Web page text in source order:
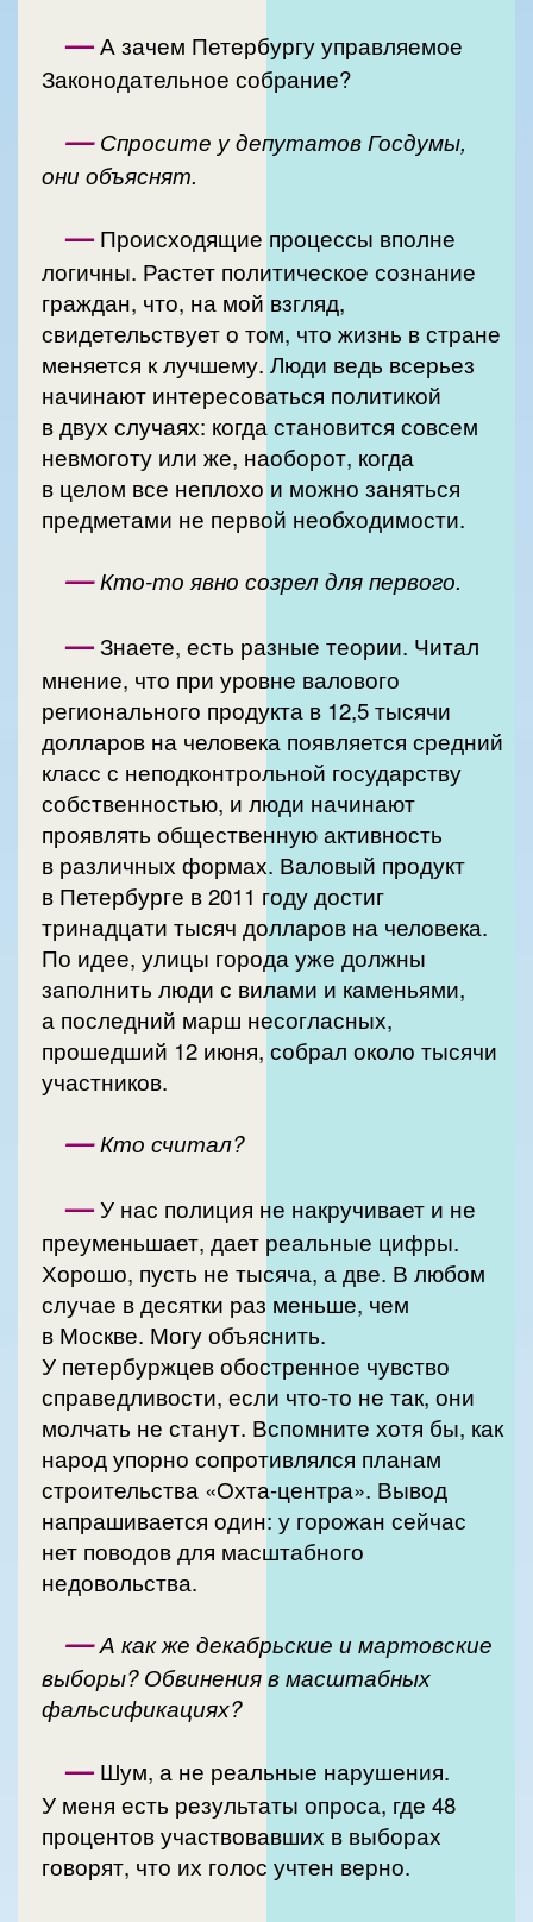
—А зачем Петербургу управляемое
Законодательное собрание?
—Спросите у депутатов Госдумы,
они объяснят.
— Происходящие процессы вполне
логичны. Растет политическое сознание
граждан, что, на мой взгляд,
свидетельствует о том, что жизнь в стране
меняется к лучшему. Люди ведь всерьез
начинают интересоваться политикой
в двух случаях: когда становится совсем
невмоготу или же, наоборот, когда
в целом все неплохо и можно заняться
предметами не первой необходимости.
—Кто-то явно созрел для первого.
—Знаете, есть разные теории. Читал
мнение, что при уровне валового
регионального продукта в 12,5 тысячи
долларов на человека появляется средний
класс с неподконтрольной государству
собственностью, и люди начинают
проявлять общественную активность
в различных формах. Валовый продукт
в Петербурге в 2011 году достиг
тринадцати тысяч долларов на человека.
По идее, улицы города уже должны
заполнить люди с вилами и каменьями,
а последний марш несогласных,
прошедший 12 июня, собрал около тысячи
участников.
—Кто считал?
—У нас полиция не накручивает и не
преуменьшает, дает реальные цифры.
Хорошо, пусть не тысяча, а две. В любом
случае в десятки раз меньше, чем
в Москве. Могу объяснить.
У петербуржцев обостренное чувство
справедливости, если что-то не так, они
молчать не станут. Вспомните хотя бы, как
народ упорно сопротивлялся планам
строительства «Охта-центра». Вывод
напрашивается один: у горожан сейчас
нет поводов для масштабного
недовольства.
—А как же декабрьские и мартовские
выборы? Обвинения в масштабных
фальсификациях?
— Шум, а не реальные нарушения.
У меня есть результаты опроса, где 48
процентов участвовавших в выборах
говорят, что их голос учтен верно.